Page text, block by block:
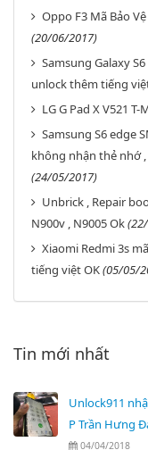
Oppo F3 Mã Bảo
(20/06/2017)
Samsung Galaxy
unlock thêm tiếng
LG G Pad X V521
Samsung S6 edge
không nhận thẻ nhớ
(24/05/2017)
Unbrick , Repair
N900v , N9005 Ok
Xiaomi Redmi 3s
tiếng việt OK(05/05/
Tin mới nhất
Unlock911
P Trần Hưng
04/04/2018